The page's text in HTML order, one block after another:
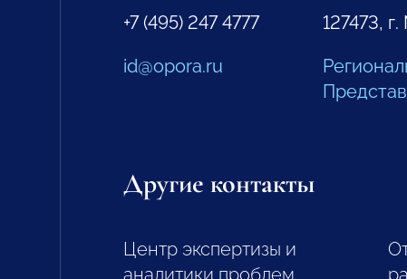
+7 (495) 247 4777
id@opora.ru
127473,
Другие контакты
Центр экспертизы и
аналитики проблем